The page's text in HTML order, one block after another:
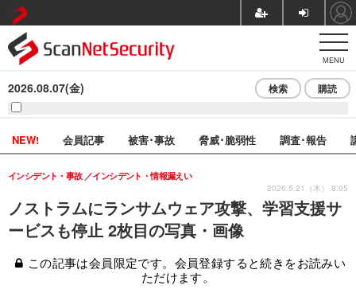
MENU
2026.08.07(金) 検索 購読
NEW! 会員記事 被害･事故 脅威･脆弱性 調査･報告
ノストラムにランサムウェア攻撃、学習支援サ
ービスも停止 2枚目の写真・画像
インシデント・事故 インシデント・情報漏えい
2026.5.21（木） 8:05
この記事は会員限定です。会員登録すると続きをお読みい
ただけます。